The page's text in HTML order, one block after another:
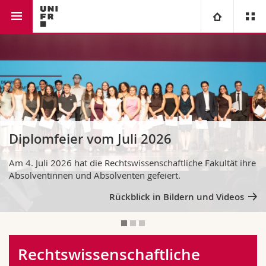
Studium
Campus
Forschung
Universität
Weiterbildung
Fakultäten
Theologische Fak.
Rechtswissenschaftliche Fak.
Wirtschafts- und Sozialwissenschaftliche Fak.
Philosophische Fak.
Informationen für
Studieninteressierte
Studierende
Medien
Ressourcen
Personenverzeichnis
Ortsplan
Diplomfeier vom Juli 2026
Am 4. Juli 2026 hat die Rechtswissenschaftliche Fakultät ihre
Absolventinnen und Absolventen gefeiert.
Rückblick in Bildern und Videos
Rechtswissenschaftliche